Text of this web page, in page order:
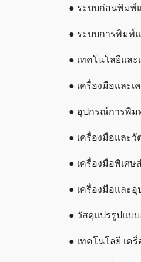
● ระบบก่อนพิมพ์
● ระบบการพิมพ์
● เทคโนโลยีและ
● เครื่องมือและ
● อุปกรณ์การพิม
● เครื่องมือและ
● เครื่องมือพิเศ
● เครื่องมือและ
● วัสดุแปรรูปแบ
● เทคโนโลยี เค